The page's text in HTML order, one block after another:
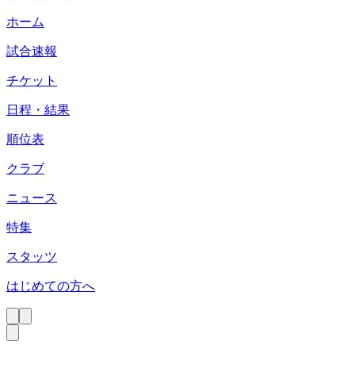
ホーム
試合速報
チケット
日程・結果
順位表
クラブ
ニュース
特集
スタッツ
はじめての方へ